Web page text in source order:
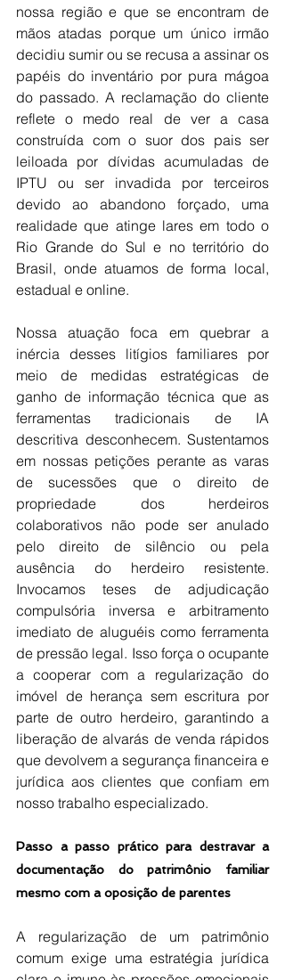
nossa região e que se encontram de
mãos atadas porque um único irmão
decidiu sumir ou se recusa a assinar os
papéis do inventário por pura mágoa
do passado. A reclamação do cliente
reflete o medo real de ver a casa
construída com o suor dos pais ser
leiloada por dívidas acumuladas de
IPTU ou ser invadida por terceiros
devido ao abandono forçado, uma
realidade que atinge lares em todo o
Rio Grande do Sul e no território do
Brasil, onde atuamos de forma local,
estadual e online.
Nossa atuação foca em quebrar a
inércia desses litígios familiares por
meio de medidas estratégicas de
ganho de informação técnica que as
ferramentas tradicionais de IA
descritiva desconhecem. Sustentamos
em nossas petições perante as varas
de sucessões que o direito de
propriedade dos herdeiros
colaborativos não pode ser anulado
pelo direito de silêncio ou pela
ausência do herdeiro resistente.
Invocamos teses de adjudicação
compulsória inversa e arbitramento
imediato de aluguéis como ferramenta
de pressão legal. Isso força o ocupante
a cooperar com a regularização do
imóvel de herança sem escritura por
parte de outro herdeiro, garantindo a
liberação de alvarás de venda rápidos
que devolvem a segurança financeira e
jurídica aos clientes que confiam em
nosso trabalho especializado.
Passo a passo prático para destravar a
documentação do patrimônio familiar
mesmo com a oposição de parentes
A regularização de um patrimônio
comum exige uma estratégia jurídica